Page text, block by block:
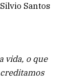
Santos
vida, o que